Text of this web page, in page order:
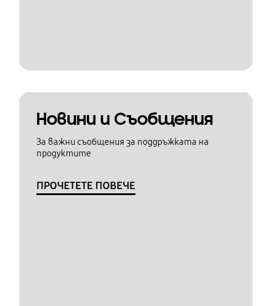
Новини и Съобщения
За важни съобщения за поддръжката на
продуктите
ПРОЧЕТЕТЕ ПОВЕЧЕ